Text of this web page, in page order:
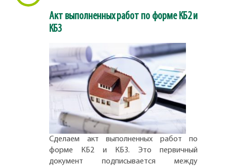
Акт выполненных работ по форме КБ2 и
КБ3
Сделаем акт выполненных работ по
форме КБ2 и КБ3. Это первичный
документ подписывается между